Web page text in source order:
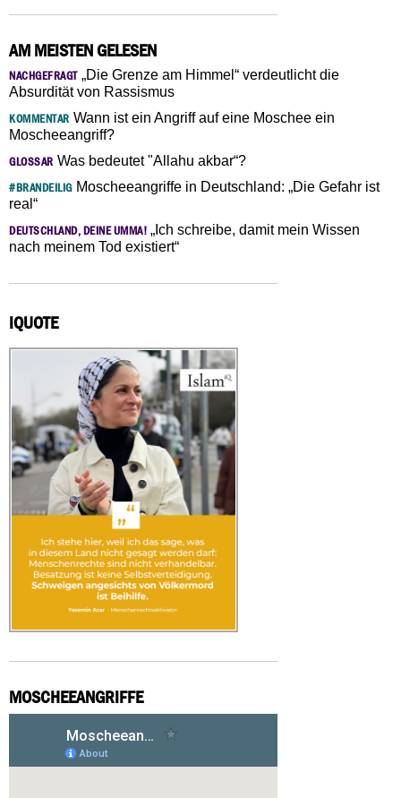
AM MEISTEN GELESEN
NACHGEFRAGT„Die Grenze am Himmel“ verdeutlicht die
Absurdität von Rassismus
KOMMENTAR Wann ist ein Angriff auf eine Moschee ein
Moscheeangriff?
GLOSSAR Was bedeutet "Allahu akbar“?
#BRANDEILIGMoscheeangriffe in Deutschland: „Die Gefahr ist
real“
DEUTSCHLAND, DEINE UMMA! „Ich schreibe, damit mein Wissen
nach meinem Tod existiert“
IQUOTE
MOSCHEEANGRIFFE